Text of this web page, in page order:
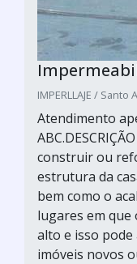
IMPERLLAJE / Santo
Atendimento
construir ou
estrutura da
bem como o
lugares em que
alto e isso
imóveis novos